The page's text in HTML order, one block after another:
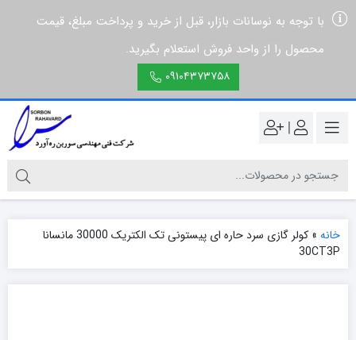
با توجه به نوسانات بازار، قبل از خرید و پرداخت مبلغ، قیمت
محصول را از واحد فروش استعلام بگیرید.
۰۹۱۰۴۳۷۳۷۵۸
|
خانه »
کولر گازی سرد حاره ای پیستونی تک الکتریک 30000 مانسانا
30CT3P